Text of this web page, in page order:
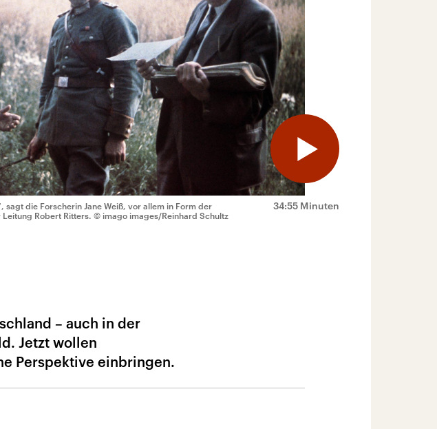
34:55 Minuten
sagt die Forscherin Jane Weiß, vor allem in Form der
Leitung Robert Ritters. © imago images/Reinhard Schultz
– auch in der
Jetzt wollen
Perspektive einbringen.